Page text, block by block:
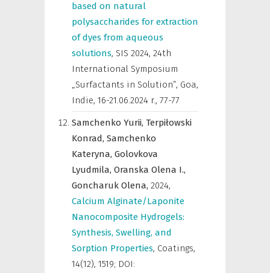
based on natural
polysaccharides for extraction
of dyes from aqueous
solutions, SIS 2024, 24th
International Symposium
„Surfactants in Solution”, Goa,
Indie, 16-21.06.2024 r., 77-77
Samchenko Yurii, Terpiłowski
Konrad, Samchenko
Kateryna, Golovkova
Lyudmila, Oranska Olena I.,
Goncharuk Olena, 2024,
Calcium Alginate/Laponite
Nanocomposite Hydrogels:
Synthesis, Swelling, and
Sorption Properties, Coatings,
14(12), 1519; DOI: